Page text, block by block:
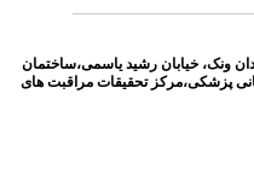
ونک، خیابان رشید یاسمی،ساختمان
پزشکی،مرکز تحقیقات مراقبت های